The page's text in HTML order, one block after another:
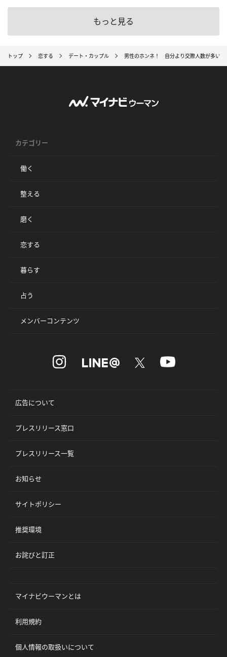
もっと見る
トップ 恋する デート・カップル 男性のホンネ！ 自分より交際人数が多い彼
カテゴリー
働く
整える
磨く
恋する
暮らす
占う
メンバーコンテンツ
広告について
プレスリリース窓口
プレスリリース一覧
お知らせ
サイトポリシー
推奨環境
お詫びと訂正
マイナビウーマンとは
利用規約
個人情報の取扱いについて